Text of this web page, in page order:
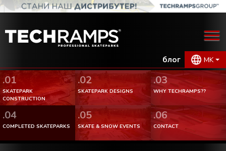
блог MK
.01
SKATEPARK
CONSTRUCTION
.02
SKATEPARK DESIGNS
.03
WHY TECHRAMPS??
.04
COMPLETED SKATEPARKS
.05
SKATE & SNOW EVENTS
.06
CONTACT